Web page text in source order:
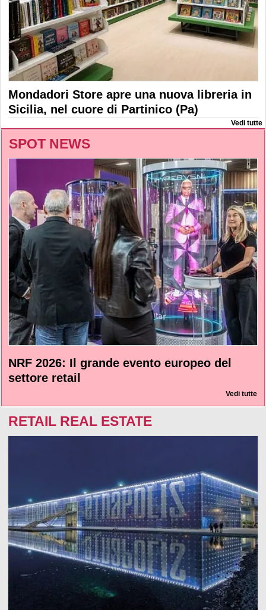
Mondadori Store apre una nuova libreria in
Sicilia, nel cuore di Partinico (Pa)
Vedi tutte
SPOT NEWS
NRF 2026: Il grande evento europeo del
settore retail
Vedi tutte
RETAIL REAL ESTATE